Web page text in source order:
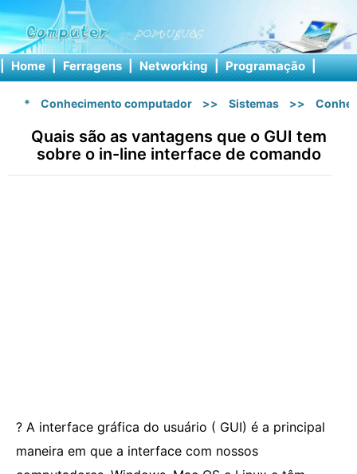
| Home | Ferragens | Networking | Programação |
* Conhecimento computador >> Sistemas >>
Quais são as vantagens que o GUI tem
sobre o in-line interface de comando
? A interface gráfica do usuário ( GUI) é a principal
maneira em que a interface com nossos